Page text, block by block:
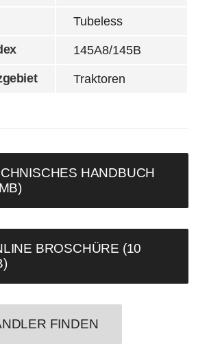
Tubeless
145A8/145B
Traktoren
HANDBUCH
BROSCHÜRE (10
FINDEN